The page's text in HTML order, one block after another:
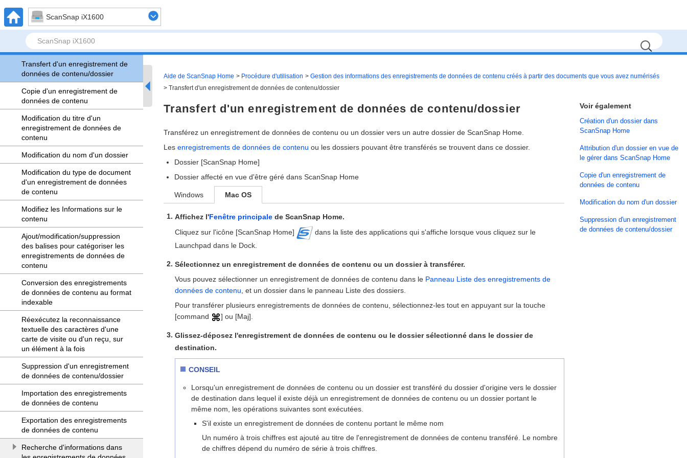
ScanSnap iX1600
Attribution d'un dossier en vue de
le gérer dans ScanSnap Home
Création d'un dossier dans
ScanSnap Home
Transfert d'un enregistrement de
données de contenu/dossier
Copie d'un enregistrement de
données de contenu
Modification du titre d'un
enregistrement de données de
contenu
Modification du nom d'un dossier
Modification du type de document
d'un enregistrement de données
de contenu
Modifiez les Informations sur le
contenu
Ajout/modification/suppression
des balises pour catégoriser les
enregistrements de données de
contenu
Conversion des enregistrements
de données de contenu au format
indexable
Réexécutez la reconnaissance
textuelle des caractères d'une
carte de visite ou d'un reçu, sur
un élément à la fois
Suppression d'un enregistrement
de données de contenu/dossier
Importation des enregistrements
de données de contenu
Exportation des enregistrements
de données de contenu
Recherche d'informations dans
Aide de ScanSnap Home Procédure d'utilisation
Gestion des informations des enregistrements de données de contenu créés à partir des documents que vous avez numérisés
Transfert d'un enregistrement de données de contenu/dossier
Transfert d'un enregistrement de données de contenu/dossier
Transférez un enregistrement de données de contenu ou un dossier vers un autre dossier de ScanSnap Home.
Les enregistrements de données de contenu ou les dossiers pouvant être transférés se trouvent dans ce dossier.
Dossier [ScanSnap Home]
Dossier affecté en vue d'être géré dans ScanSnap Home
Windows Mac OS
Affichez l'Fenêtre principale de ScanSnap Home.
Cliquez sur l'icône [ScanSnap Home]
dans la liste des applications qui s'affiche lorsque vous cliquez sur le
Launchpad dans le Dock.
Sélectionnez un enregistrement de données de contenu ou un dossier à transférer.
Vous pouvez sélectionner un enregistrement de données de contenu dans le Panneau Liste des enregistrements de
données de contenu, et un dossier dans le panneau Liste des dossiers.
Pour transférer plusieurs enregistrements de données de contenu, sélectionnez-les tout en appuyant sur la touche
[command
] ou [Maj].
Glissez-déposez l'enregistrement de données de contenu ou le dossier sélectionné dans le dossier de
destination.
CONSEIL
Lorsqu'un enregistrement de données de contenu ou un dossier est transféré du dossier d'origine vers le dossier
de destination dans lequel il existe déjà un enregistrement de données de contenu ou un dossier portant le
même nom, les opérations suivantes sont exécutées.
S'il existe un enregistrement de données de contenu portant le même nom
Un numéro à trois chiffres est ajouté au titre de l'enregistrement de données de contenu transféré. Le nombre
de chiffres dépend du numéro de série à trois chiffres.
Voir également
Création d'un dossier dans
ScanSnap Home
Attribution d'un dossier en vue de
le gérer dans ScanSnap Home
Copie d'un enregistrement de
données de contenu
Modification du nom d'un dossier
Suppression d'un enregistrement
de données de contenu/dossier